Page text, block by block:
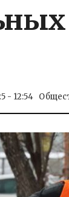
- 12:54